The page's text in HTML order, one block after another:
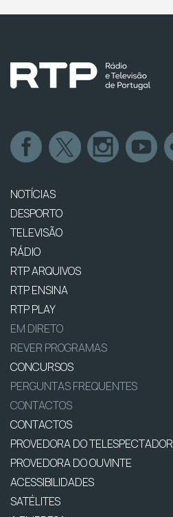
NOTÍCIAS
DESPORTO
TELEVISÃO
RÁDIO
RTP ARQUIVOS
RTP ENSINA
RTP PLAY
EM DIRETO
REVER PROGRAMAS
CONCURSOS
PERGUNTAS FREQUENTES
CONTACTOS
CONTACTOS
PROVEDORA DO TELESPECTADOR
PROVEDORA DO OUVINTE
ACESSIBILIDADES
SATÉLITES